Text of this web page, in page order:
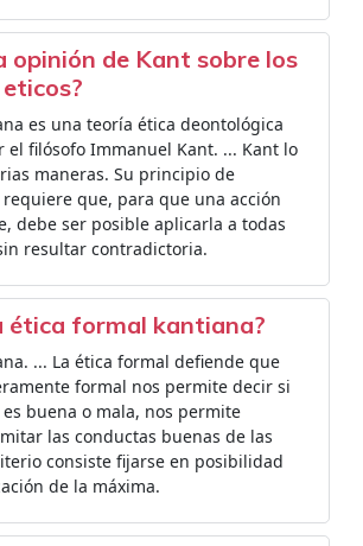
opinión de Kant sobre los
es una teoría ética deontológica
el filósofo Immanuel Kant. ... Kant lo
maneras. Su principio de
que, para que una acción
debe ser posible aplicarla a todas
resultar contradictoria.
ética formal kantiana?
... La ética formal defiende que
formal nos permite decir si
buena o mala, nos permite
las conductas buenas de las
consiste fijarse en posibilidad
de la máxima.